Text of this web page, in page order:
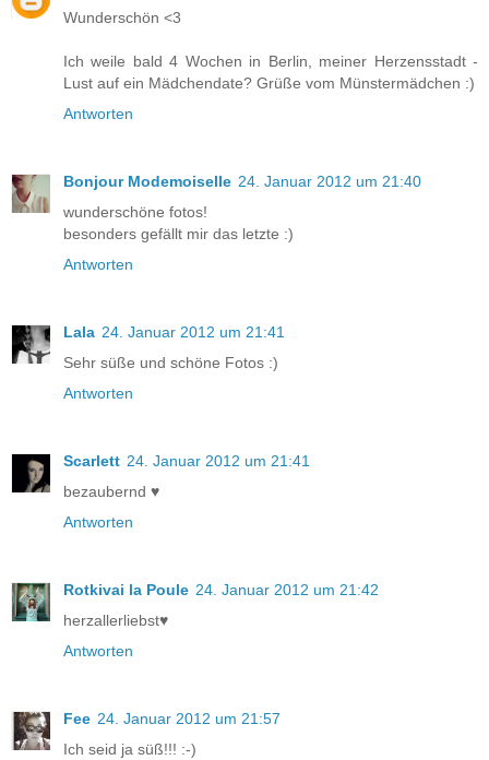
Wunderschön <3
Ich weile bald 4 Wochen in Berlin, meiner Herzensstadt -
Lust auf ein Mädchendate? Grüße vom Münstermädchen :)
Antworten
Bonjour Modemoiselle 24. Januar 2012 um 21:40
wunderschöne fotos!
besonders gefällt mir das letzte :)
Antworten
Lala 24. Januar 2012 um 21:41
Sehr süße und schöne Fotos :)
Antworten
Scarlett 24. Januar 2012 um 21:41
bezaubernd ♥
Antworten
Rotkivai la Poule 24. Januar 2012 um 21:42
herzallerliebst♥
Antworten
Fee 24. Januar 2012 um 21:57
Ich seid ja süß!!! :-)